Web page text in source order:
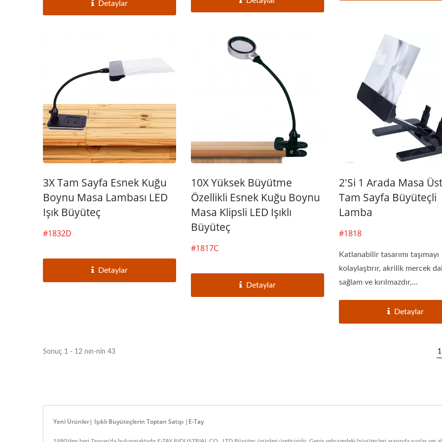
Detaylar
3X Tam Sayfa Esnek Kuğu
Boynu Masa Lambası LED
Işık Büyüteç
#1832D
Detaylar
10X Yüksek Büyütme
Özellikli Esnek Kuğu Boynu
Masa Klipsli LED Işıklı
Büyüteç
#1817C
Detaylar
2'si 1 Arada Masa
Tam Sayfa Büyüteçli
Lamba
#1818
Katlanabilir tasarımı taşımayı
kolaylaştırır, akrilik mercek
sağlam ve kırılmazdır,...
Detaylar
Sonuç 1 - 12 nın-nin 43 1
Yeni Ürünler| Işıklı Büyüteçlerin Toptan Satışı |E-Tay
1980'den beri Tayvan'da bulunmaktadır.E-TAY INDUSTRIAL CO., LTD.Büyüteç ürünleri üreticisidir. Geniş yelpazedeki büyüteçleri arasında şunlar yer